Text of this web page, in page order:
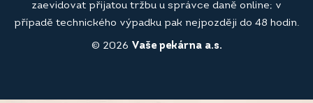
© 2026 Vaše pekárna a.s.
zaevidovat přijatou tržbu u správce daně online; v
případě technického výpadku pak nejpozději do 48 hodin.